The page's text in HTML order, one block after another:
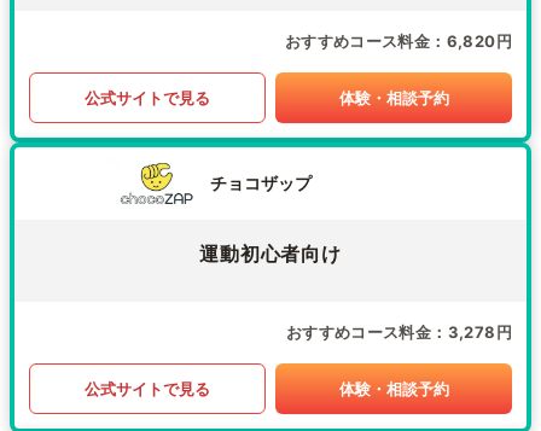
おすすめコース料金 6,820円
公式サイトで見る 体験・相談予約
チョコザップ
運動初心者向け
おすすめコース料金 3,278円
公式サイトで見る 体験・相談予約